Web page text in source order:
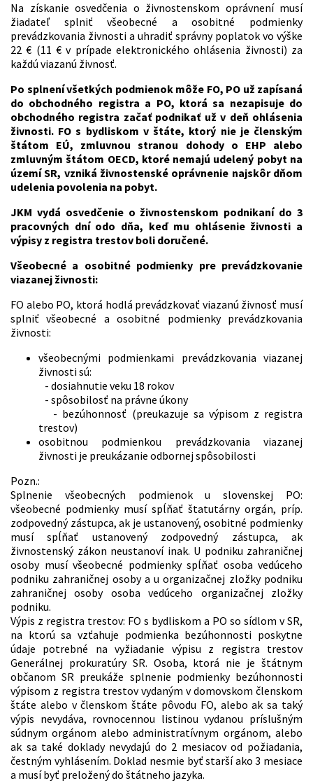
Na získanie osvedčenia o živnostenskom oprávnení musí
žiadateľ splniť všeobecné a osobitné podmienky
prevádzkovania živnosti a uhradiť správny poplatok vo výške
22 € (11 € v prípade elektronického ohlásenia živnosti) za
každú viazanú živnosť.
Po splnení všetkých podmienok môže FO, PO už zapísaná
do obchodného registra a PO, ktorá sa nezapisuje do
obchodného registra začať podnikať už v deň ohlásenia
živnosti. FO s bydliskom v štáte, ktorý nie je členským
štátom EÚ, zmluvnou stranou dohody o EHP alebo
zmluvným štátom OECD, ktoré nemajú udelený pobyt na
území SR, vzniká živnostenské oprávnenie najskôr dňom
udelenia povolenia na pobyt.
JKM vydá osvedčenie o živnostenskom podnikaní do 3
pracovných dní odo dňa, keď mu ohlásenie živnosti a
výpisy z registra trestov boli doručené.
Všeobecné a osobitné podmienky pre prevádzkovanie
viazanej živnosti:
FO alebo PO, ktorá hodlá prevádzkovať viazanú živnosť musí
splniť všeobecné a osobitné podmienky prevádzkovania
živnosti:
všeobecnými podmienkami prevádzkovania viazanej
živnosti sú:
- dosiahnutie veku 18 rokov
- spôsobilosť na právne úkony
- bezúhonnosť (preukazuje sa výpisom z registra
trestov)
osobitnou podmienkou prevádzkovania viazanej
živnosti je preukázanie odbornej spôsobilosti
Pozn.:
Splnenie všeobecných podmienok u slovenskej PO:
všeobecné podmienky musí spĺňať štatutárny orgán, príp.
zodpovedný zástupca, ak je ustanovený, osobitné podmienky
musí spĺňať ustanovený zodpovedný zástupca, ak
živnostenský zákon neustanoví inak. U podniku zahraničnej
osoby musí všeobecné podmienky spĺňať osoba vedúceho
podniku zahraničnej osoby a u organizačnej zložky podniku
zahraničnej osoby osoba vedúceho organizačnej zložky
podniku.
Výpis z registra trestov: FO s bydliskom a PO so sídlom v SR,
na ktorú sa vzťahuje podmienka bezúhonnosti poskytne
údaje potrebné na vyžiadanie výpisu z registra trestov
Generálnej prokuratúry SR. Osoba, ktorá nie je štátnym
občanom SR preukáže splnenie podmienky bezúhonnosti
výpisom z registra trestov vydaným v domovskom členskom
štáte alebo v členskom štáte pôvodu FO, alebo ak sa taký
výpis nevydáva, rovnocennou listinou vydanou príslušným
súdnym orgánom alebo administratívnym orgánom, alebo
ak sa také doklady nevydajú do 2 mesiacov od požiadania,
čestným vyhlásením. Doklad nesmie byť starší ako 3 mesiace
a musí byť preložený do štátneho jazyka.